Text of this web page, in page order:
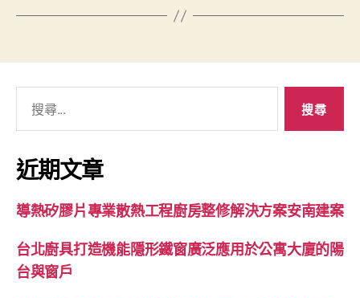
關
鍵
字:
近期文章
導熱矽膠片專業散熱工程廚房整修解決方案安南建案
台北廚具打造機能隱形鐵窗廣泛應用於公寓大廈的陽
台與窗戶